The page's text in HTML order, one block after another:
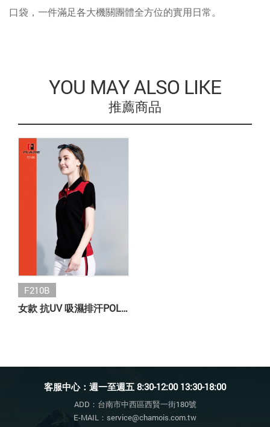
口袋，一件滿足各大機關團體全方位的實用日常。
YOU MAY ALSO LIKE
推薦商品
F210B
女款 抗UV 吸濕排汗POLO衫
客服中心：週一至週五 8:30-12:00 13:30-18:00
ADD：台南市中西區西賢一街180號
E-MAIL：service@chamois.com.tw